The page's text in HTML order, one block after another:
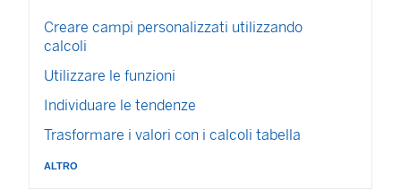
Creare campi personalizzati utilizzando
calcoli
Utilizzare le funzioni
Individuare le tendenze
Trasformare i valori con i calcoli tabella
altro